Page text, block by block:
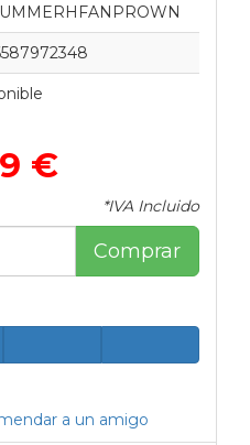
€
*IVA Incluido
Comprar
a un amigo